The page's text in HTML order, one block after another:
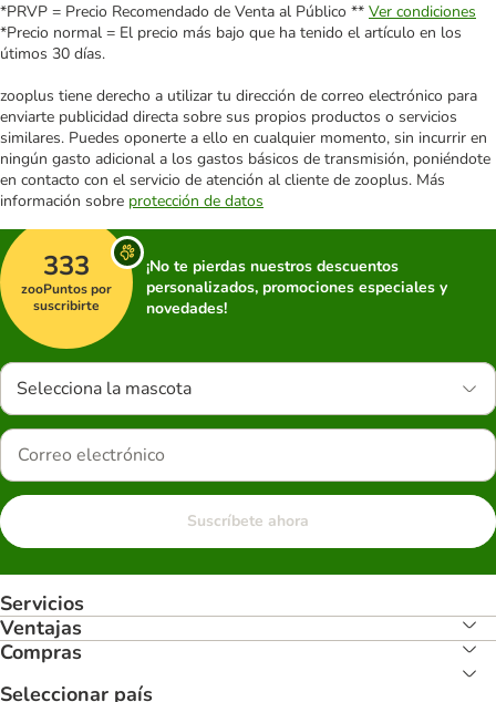
*PRVP = Precio Recomendado de Venta al Público ** Ver condiciones
*Precio normal = El precio más bajo que ha tenido el artículo en los
útimos 30 días.
zooplus tiene derecho a utilizar tu dirección de correo electrónico para
enviarte publicidad directa sobre sus propios productos o servicios
similares. Puedes oponerte a ello en cualquier momento, sin incurrir en
ningún gasto adicional a los gastos básicos de transmisión, poniéndote
en contacto con el servicio de atención al cliente de zooplus. Más
información sobre protección de datos
333
zooPuntos por
suscribirte
¡No te pierdas nuestros descuentos
personalizados, promociones especiales y
novedades!
Selecciona la mascota
Suscríbete ahora
Servicios
Ventajas
Compras
Seleccionar país